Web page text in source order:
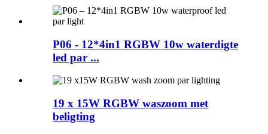
P06 - 12*4in1 RGBW 10w waterdigte
led par ...
19 x 15W RGBW waszoom met
beligting